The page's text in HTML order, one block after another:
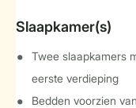
Slaapkamer(s)
Twee slaapkamers
eerste verdieping
Bedden voorzien